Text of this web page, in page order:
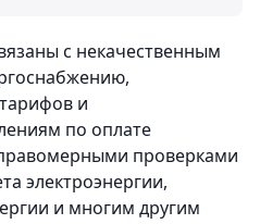
с некачественным
и
по оплате
проверками
электроэнергии,
и многим другим